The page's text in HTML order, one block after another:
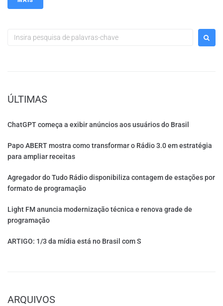
ÚLTIMAS
ChatGPT começa a exibir anúncios aos usuários do Brasil
Papo ABERT mostra como transformar o Rádio 3.0 em estratégia
para ampliar receitas
Agregador do Tudo Rádio disponibiliza contagem de estações por
formato de programação
Light FM anuncia modernização técnica e renova grade de
programação
ARTIGO: 1/3 da mídia está no Brasil com S
ARQUIVOS